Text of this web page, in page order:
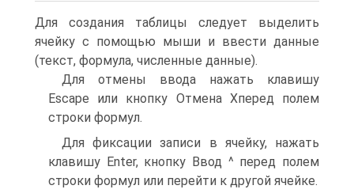
Для создания таблицы следует выделить
ячейку с помощью мыши и ввести данные
(текст, формула, численные данные).
Для отмены ввода нажать клавишу
Escape или кнопку Отмена Xперед полем
строки формул.
Для фиксации записи в ячейку, нажать
клавишу Enter, кнопку Ввод ^ перед полем
строки формул или перейти к другой ячейке.